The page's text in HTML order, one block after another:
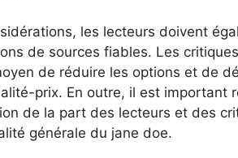
les lecteurs doivent
de sources fiables. Les
de réduire les options et de
prix. En outre, il est important
de la part des lecteurs et des
générale du jane doe.